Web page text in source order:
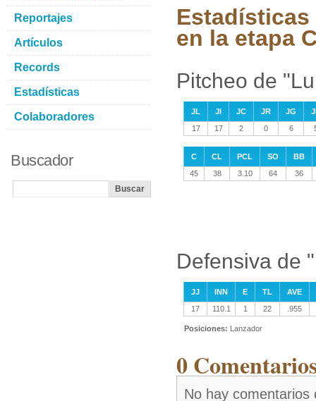
Estadísticas
en la etapa
Pitcheo de
JL JI JC JR JG
17
17 2 0 6
C CL PCL SO
BB
45
38 3.10 64 36
Defensiva de
JJ INN E TL
AVE
17
110.1 1 22 .955
Posiciones: Lanzador
0
No hay comentarios
Reportajes
Artículos
Records
Estadísticas
Colaboradores
Buscador